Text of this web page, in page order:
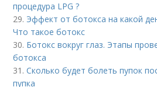
процедура LPG ?
29. Эффект от ботокса на какой
Что такое ботокс
30. Ботокс вокруг глаз. Этапы
ботокса
31.Сколько будет болеть пупок
пупка